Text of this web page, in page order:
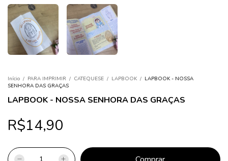
Início / PARA IMPRIMIR / CATEQUESE / LAPBOOK / LAPBOOK - NOSSA
SENHORA DAS GRAÇAS
LAPBOOK - NOSSA SENHORA DAS GRAÇAS
R$14,90